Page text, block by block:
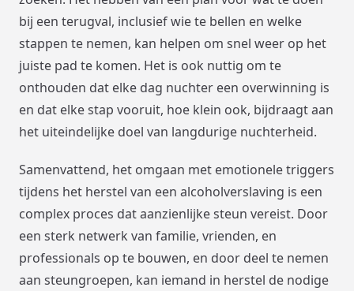
bij een terugval, inclusief wie te bellen en welke
stappen te nemen, kan helpen om snel weer op het
juiste pad te komen. Het is ook nuttig om te
onthouden dat elke dag nuchter een overwinning is
en dat elke stap vooruit, hoe klein ook, bijdraagt aan
het uiteindelijke doel van langdurige nuchterheid.
Samenvattend, het omgaan met emotionele triggers
tijdens het herstel van een alcoholverslaving is een
complex proces dat aanzienlijke steun vereist. Door
een sterk netwerk van familie, vrienden, en
professionals op te bouwen, en door deel te nemen
aan steungroepen, kan iemand in herstel de nodige